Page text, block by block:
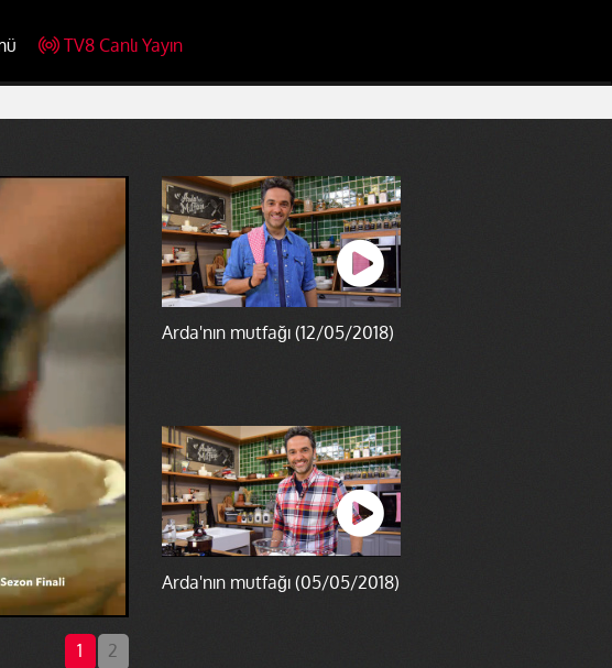
TV8 Canlı Yayın
1 2
Arda'nın mutfağı (12/05/2018)
Arda'nın mutfağı (05/05/2018)